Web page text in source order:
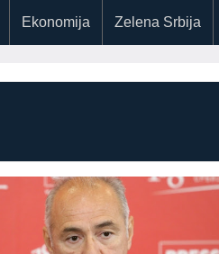
Ekonomija Zelena Srbija